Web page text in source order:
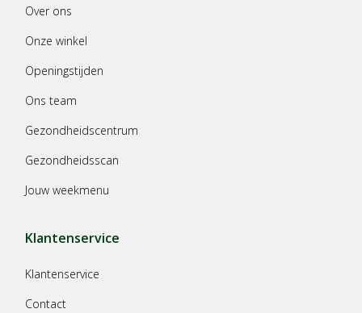
Over ons
Onze winkel
Openingstijden
Ons team
Gezondheidscentrum
Gezondheidsscan
Jouw weekmenu
Klantenservice
Klantenservice
Contact